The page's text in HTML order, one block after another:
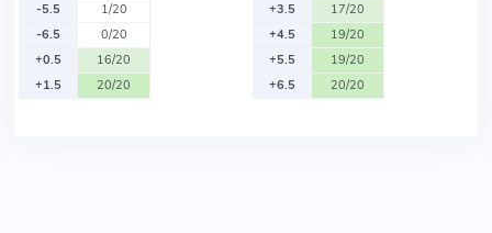
-5.5
1/20
-6.5
0/20
+0.5
16/20
+1.5
20/20
+3.5
17/20
+4.5
19/20
+5.5
19/20
+6.5
20/20